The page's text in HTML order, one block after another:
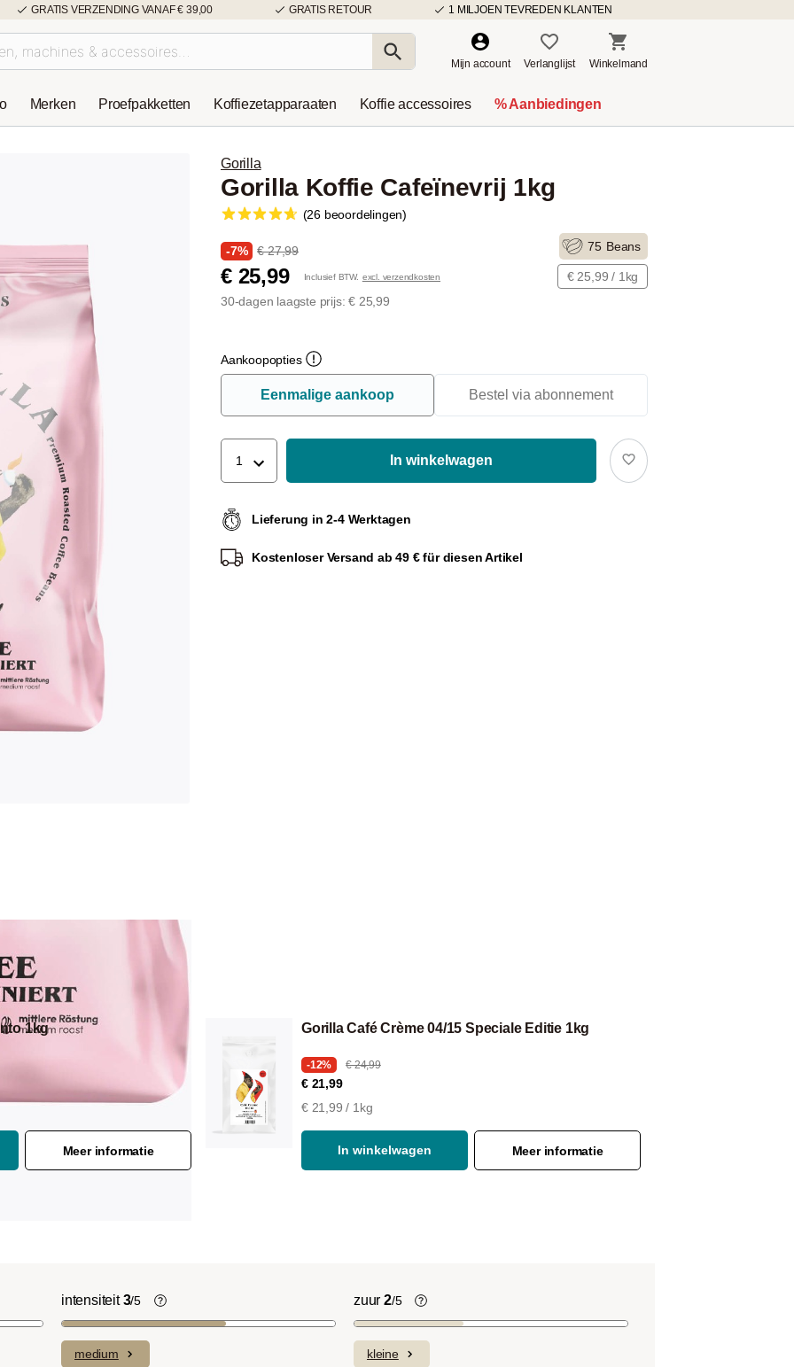
GRATIS VERZENDING VANAF € 39,00 GRATIS RETOUR 1 MILJOEN TEVREDEN KLANTEN
Mijn account Verlanglijst Winkelmand
Merken Proefpakketten Koffiezetapparaaten Koffie accessoires % Aanbiedingen
Gorilla
Gorilla Koffie Cafeïnevrij 1kg
(26 beoordelingen)
-7% € 27,99
€ 25,99 Inclusief BTW. excl. verzendkosten
30-dagen laagste prijs: € 25,99
75 Beans
€ 25,99 / 1kg
Aankoopopties
Eenmalige aankoop Bestel via abonnement
1 In winkelwagen
Lieferung in 2-4 Werktagen
Kostenloser Versand ab 49 € für diesen Artikel
1kg
Meer informatie
Gorilla Café Crème 04/15 Speciale Editie 1kg
-12% € 24,99
€ 21,99
€ 21,99 / 1kg
In winkelwagen Meer informatie
Cinnamon Roast):
smaken en
intensiteit3/5
De individuele smaken van de gebruikte
bonen bepalen de intensiteit van een
medium
zuur 2/5
Koffiebonen bevatten, net als veel ander
kleine